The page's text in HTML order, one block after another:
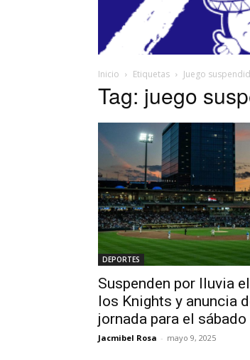
Inicio Etiquetas Juego
Tag: juego
DEPORTES
Suspenden por lluvia
los Knights y anuncia
jornada para el sábado
Jacmibel Rosa - mayo 9, 2025